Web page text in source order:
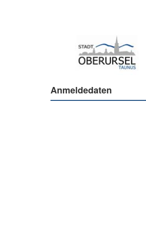
Anmeldedaten